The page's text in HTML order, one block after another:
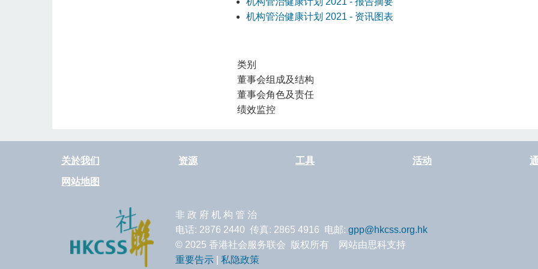
机构管治健康计划 2021 - 资讯图表
类别
董事会组成及结构
董事会角色及责任
绩效监控
关於我们 资源 工具 活动
网站地图
非 政 府 机 构 管 治
电话: 2876 2440 传真: 2865 4916 电邮: gpp@hkcss.org.hk
© 2025 香港社会服务联会 版权所有 网站由思科支持
重要告示
私隐政策